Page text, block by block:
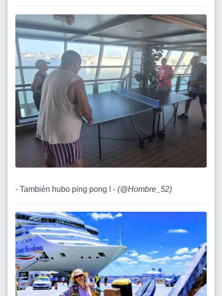
- También hubo ping pong ! - (@Hombre_52)